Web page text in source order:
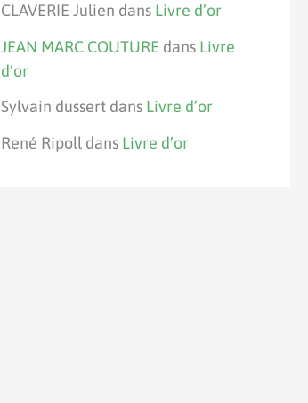
CLAVERIE Julien dans Livre d’or
JEAN MARC COUTURE dans Livre
d’or
Sylvain dussertdans Livre d’or
René Ripolldans Livre d’or